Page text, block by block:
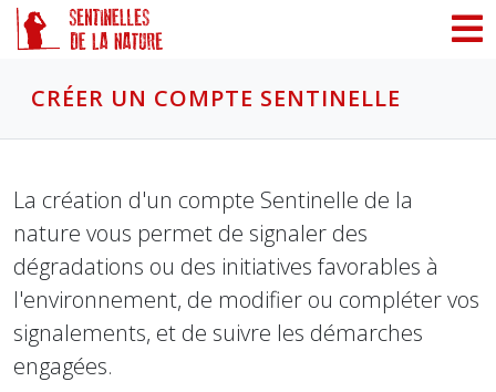
CRÉER UN COMPTE SENTINELLE
La création d'un compte Sentinelle de la
nature vous permet de signaler des
dégradations ou des initiatives favorables à
l'environnement, de modifier ou compléter vos
signalements, et de suivre les démarches
engagées.
Panneau de gestion des cookies